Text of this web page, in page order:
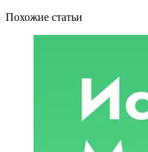
Похожие статьи